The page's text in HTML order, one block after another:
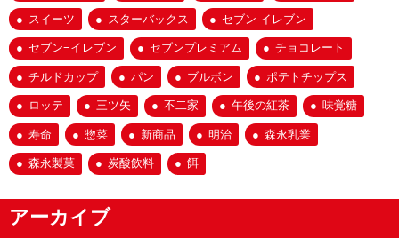
スイーツ スターバックス セブン-イレブン
セブン−イレブン セブンプレミアム チョコレート
チルドカップ パン ブルボン ポテトチップス
ロッテ 三ツ矢 不二家 午後の紅茶 味覚糖
寿命 惣菜 新商品 明治 森永乳業
森永製菓 炭酸飲料 餌
アーカイブ